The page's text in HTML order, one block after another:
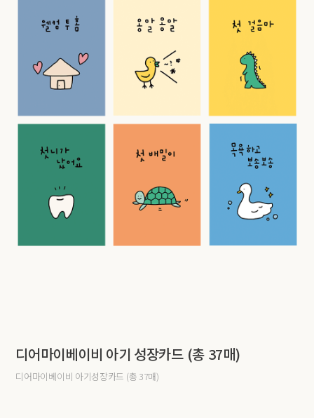
디어마이베이비 아기 성장카드 (총 37매)
디어마이베이비 아기성장카드 (총 37매)